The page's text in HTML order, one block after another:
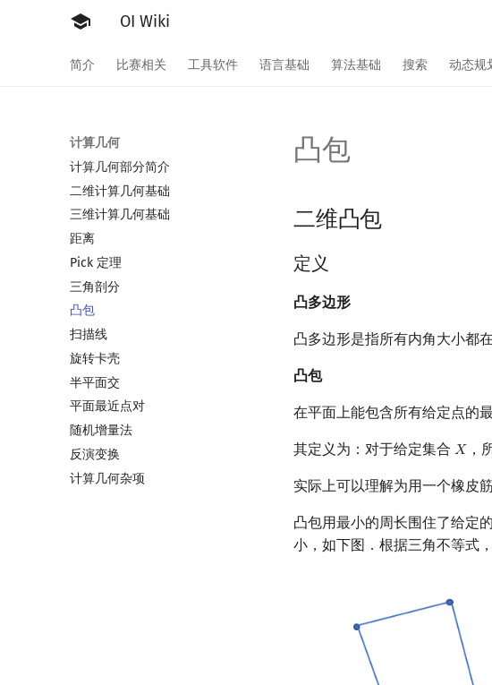
OI Wiki
简介 比赛相关 工具软件 语言基础 算法基础 搜索 动态规
计算几何
计算几何部分简介
二维计算几何基础
三维计算几何基础
距离
Pick 定理
三角剖分
凸包
扫描线
旋转卡壳
半平面交
平面最近点对
随机增量法
反演变换
计算几何杂项
凸包
二维凸包
定义
凸多边形
凸多边形是指所有内角大小都在
凸包
在平面上能包含所有给定点的
其定义为：对于给定集合 𝑋
X ，
实际上可以理解为用一个橡皮
凸包用最小的周长围住了给定
小，如下图．根据三角不等式